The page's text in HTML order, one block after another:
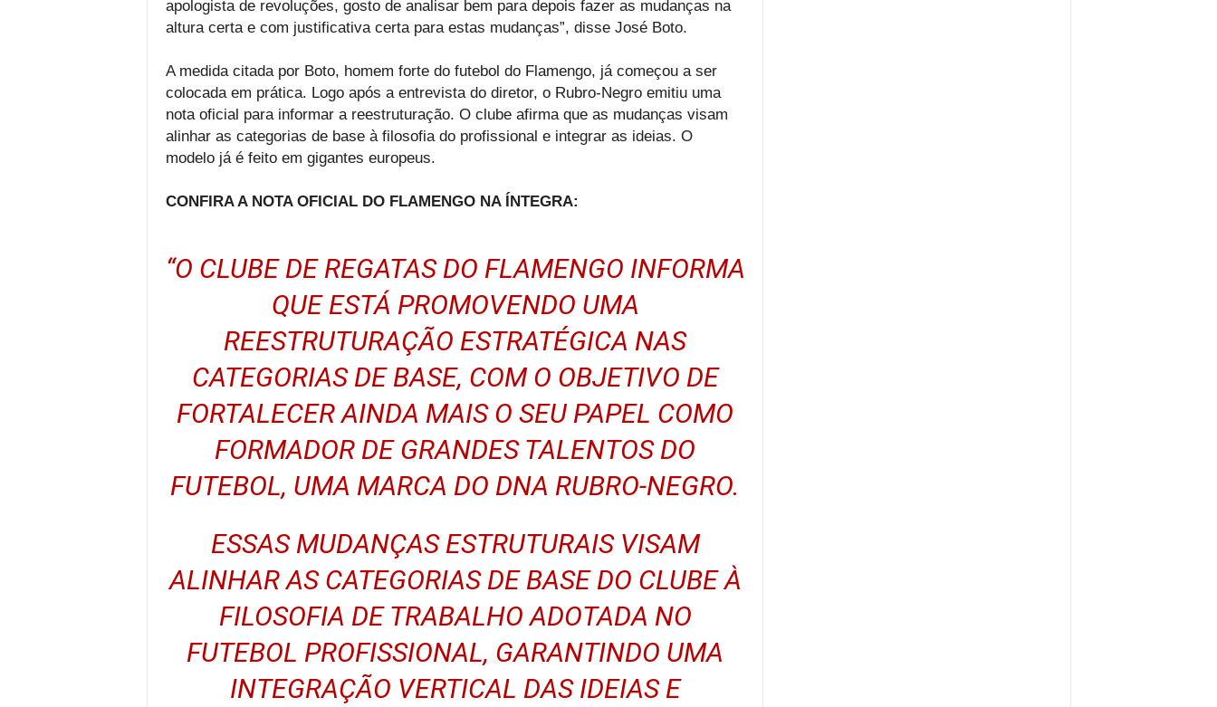
apologista de revoluções, gosto de analisar bem para depois fazer as mudanças na
altura certa e com justificativa certa para estas mudanças”, disse José Boto.
A medida citada por Boto, homem forte do futebol do Flamengo, já começou a ser
colocada em prática. Logo após a entrevista do diretor, o Rubro-Negro emitiu uma
nota oficial para informar a reestruturação. O clube afirma que as mudanças visam
alinhar as categorias de base à filosofia do profissional e integrar as ideias. O
modelo já é feito em gigantes europeus.
CONFIRA A NOTA OFICIAL DO FLAMENGO NA ÍNTEGRA:
“O CLUBE DE REGATAS DO FLAMENGO INFORMA
QUE ESTÁ PROMOVENDO UMA
REESTRUTURAÇÃO ESTRATÉGICA NAS
CATEGORIAS DE BASE, COM O OBJETIVO DE
FORTALECER AINDA MAIS O SEU PAPEL COMO
FORMADOR DE GRANDES TALENTOS DO
FUTEBOL, UMA MARCA DO DNA RUBRO-NEGRO.
ESSAS MUDANÇAS ESTRUTURAIS VISAM
ALINHAR AS CATEGORIAS DE BASE DO CLUBE À
FILOSOFIA DE TRABALHO ADOTADA NO
FUTEBOL PROFISSIONAL, GARANTINDO UMA
INTEGRAÇÃO VERTICAL DAS IDEIAS E